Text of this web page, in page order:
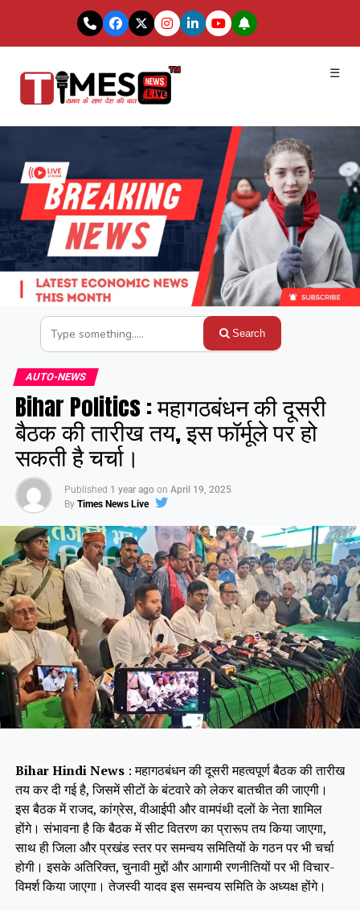
☰
Search
AUTO-NEWS
Bihar Politics : महागठबंधन की दूसरी
बैठक की तारीख तय, इस फॉर्मूले पर हो
सकती है चर्चा।
Published 1 year ago on April 19, 2025
By Times News Live
Bihar Hindi News: महागठबंधन की दूसरी महत्वपूर्ण बैठक की तारीख
तय कर दी गई है, जिसमें सीटों के बंटवारे को लेकर बातचीत की जाएगी।
इस बैठक में राजद, कांग्रेस, वीआईपी और वामपंथी दलों के नेता शामिल
होंगे। संभावना है कि बैठक में सीट वितरण का प्रारूप तय किया जाएगा,
साथ ही जिला और प्रखंड स्तर पर समन्वय समितियों के गठन पर भी चर्चा
होगी। इसके अतिरिक्त, चुनावी मुद्दों और आगामी रणनीतियों पर भी विचार-
विमर्श किया जाएगा। तेजस्वी यादव इस समन्वय समिति के अध्यक्ष होंगे।